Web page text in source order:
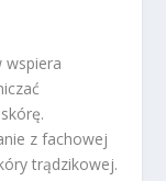
wspiera
z fachowej
trądzikowej.